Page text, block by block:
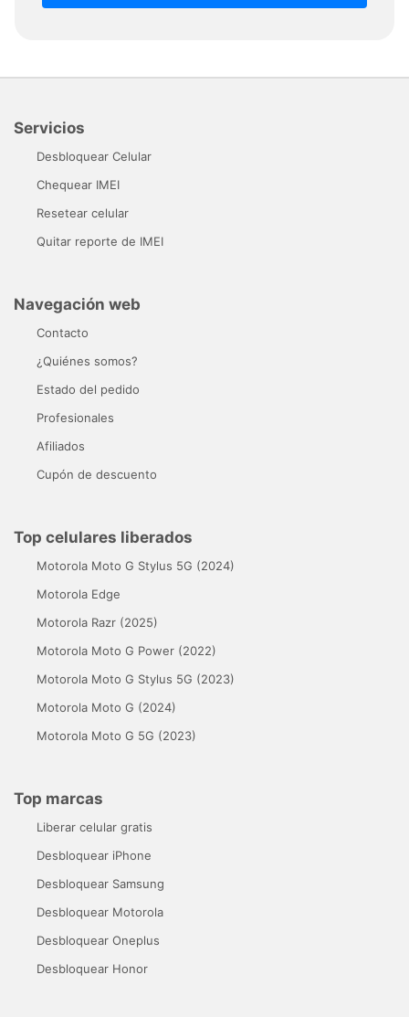
Servicios
Desbloquear Celular
Chequear IMEI
Resetear celular
Quitar reporte de IMEI
Navegación web
Contacto
¿Quiénes somos?
Estado del pedido
Profesionales
Afiliados
Cupón de descuento
Top celulares liberados
Motorola Moto G Stylus 5G (2024)
Motorola Edge
Motorola Razr (2025)
Motorola Moto G Power (2022)
Motorola Moto G Stylus 5G (2023)
Motorola Moto G (2024)
Motorola Moto G 5G (2023)
Top marcas
Liberar celular gratis
Desbloquear iPhone
Desbloquear Samsung
Desbloquear Motorola
Desbloquear Oneplus
Desbloquear Honor